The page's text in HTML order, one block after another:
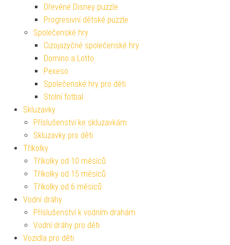
Dřevěné Disney puzzle
Progresivní dětské puzzle
Společenské hry
Cizojazyčné společenské hry
Domino a Lotto
Pexeso
Společenské hry pro děti
Stolní fotbal
Skluzavky
Příslušenství ke skluzavkám
Skluzavky pro děti
Tříkolky
Tříkolky od 10 měsíců
Tříkolky od 15 měsíců
Tříkolky od 6 měsíců
Vodní dráhy
Příslušenství k vodním drahám
Vodní dráhy pro děti
Vozidla pro děti